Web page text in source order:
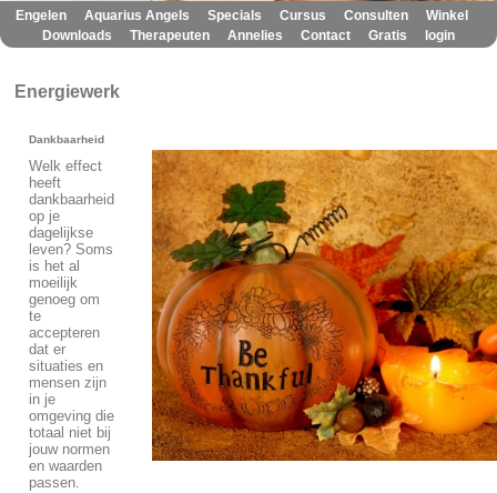
Engelen Aquarius Angels Specials Cursus Consulten Winkel
Downloads Therapeuten Annelies Contact Gratis login
Energiewerk
Dankbaarheid
Welk effect
heeft
dankbaarheid
op je
dagelijkse
leven? Soms
is het al
moeilijk
genoeg om
te
accepteren
dat er
situaties en
mensen zijn
in je
omgeving die
totaal niet bij
jouw normen
en waarden
passen.